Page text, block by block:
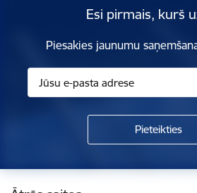
Esi pirmais, kurš
Piesakies jaunumu
Kājene